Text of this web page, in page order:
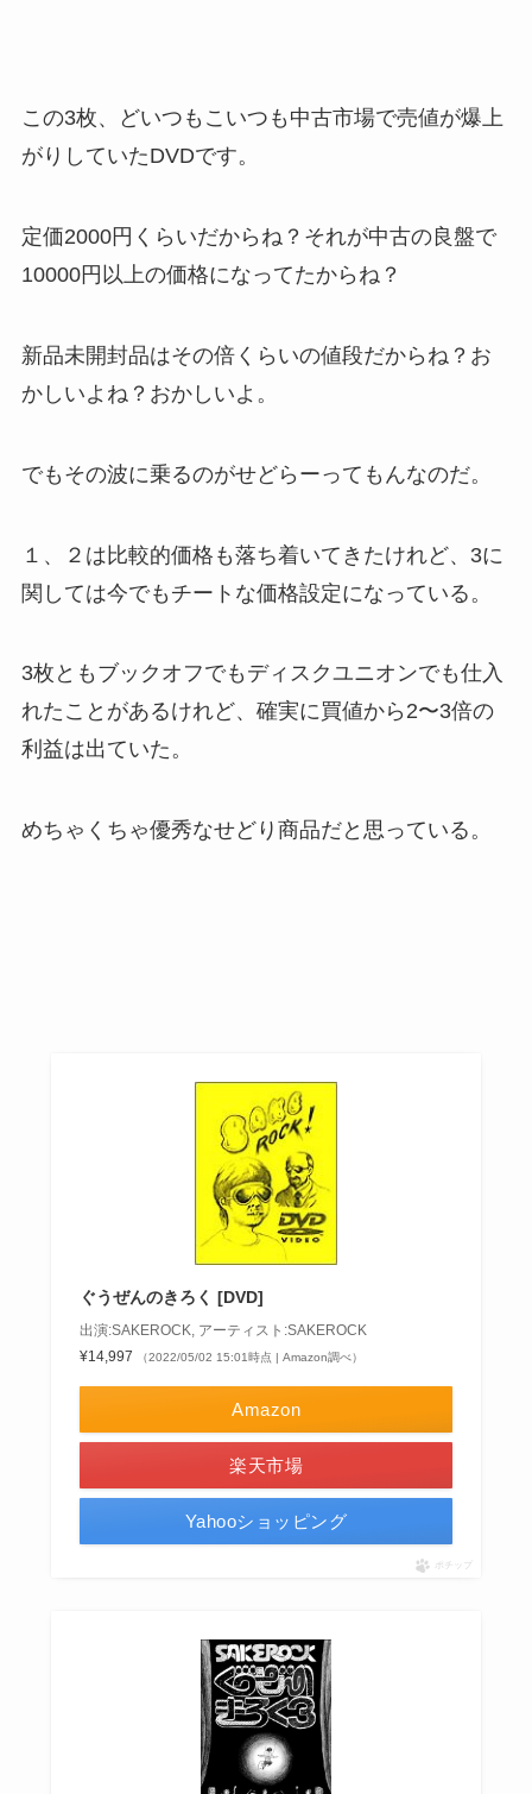
この3枚、どいつもこいつも中古市場で売値が爆上
がりしていたDVDです。
定価2000円くらいだからね？それが中古の良盤で
10000円以上の価格になってたからね？
新品未開封品はその倍くらいの値段だからね？お
かしいよね？おかしいよ。
でもその波に乗るのがせどらーってもんなのだ。
１、２は比較的価格も落ち着いてきたけれど、3に
関しては今でもチートな価格設定になっている。
3枚ともブックオフでもディスクユニオンでも仕入
れたことがあるけれど、確実に買値から2〜3倍の
利益は出ていた。
めちゃくちゃ優秀なせどり商品だと思っている。
ぐうぜんのきろく [DVD]
出演:SAKEROCK, アーティスト:SAKEROCK
¥14,997
（2022/05/02 15:01時点 | Amazon調べ）
Amazon
楽天市場
Yahooショッピング
ポチップ